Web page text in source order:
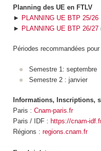
Planning des UE en FTLV
► PLANNING UE BTP 25/26
► PLANNING UE BTP 26/27
Périodes recommandées
Semestre 1: septembre
Semestre 2 : janvier
Informations, Inscriptions,
Paris : Cnam-paris.fr
Paris / IDF : https://cnam-
Régions : regions.cnam.fr